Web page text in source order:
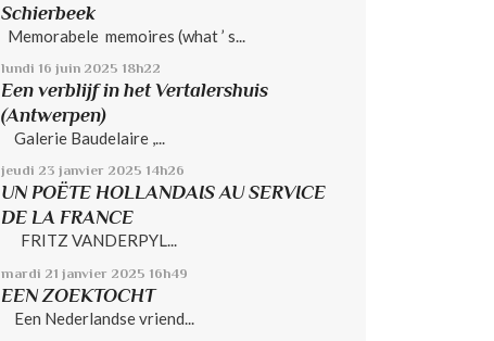
Schierbeek
Memorabele memoires (what ’ s...
lundi 16 juin 2025 18h22
Een verblijf in het Vertalershuis
(Antwerpen)
Galerie Baudelaire ,...
jeudi 23 janvier 2025 14h26
UN POËTE HOLLANDAIS AU SERVICE
DE LA FRANCE
FRITZ VANDERPYL...
mardi 21 janvier 2025 16h49
EEN ZOEKTOCHT
Een Nederlandse vriend...